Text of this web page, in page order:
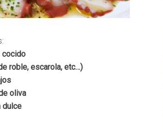
cocido
roble, escarola, etc…)
oliva
dulce